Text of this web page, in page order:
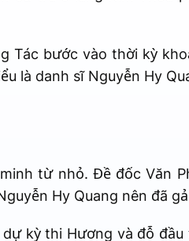
Tác bước vào thời kỳ
là danh sĩ Nguyễn Hy
từ nhỏ. Đề đốc Văn
Hy Quang nên đã
dự kỳ thi Hương và đỗ